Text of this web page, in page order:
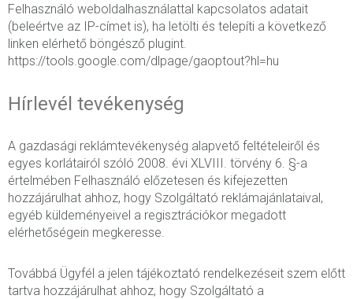
Felhasználó weboldalhasználattal kapcsolatos adatait
(beleértve az IP-címet is), ha letölti és telepíti a következő
linken elérhető böngésző plugint.
https://tools.google.com/dlpage/gaoptout?hl=hu
Hírlevél tevékenység
A gazdasági reklámtevékenység alapvető feltételeiről és
egyes korlátairól szóló 2008. évi XLVIII. törvény 6. §-a
értelmében Felhasználó előzetesen és kifejezetten
hozzájárulhat ahhoz, hogy Szolgáltató reklámajánlataival,
egyéb küldeményeivel a regisztrációkor megadott
elérhetőségein megkeresse.
Továbbá Ügyfél a jelen tájékoztató rendelkezéseit szem előtt
tartva hozzájárulhat ahhoz, hogy Szolgáltató a